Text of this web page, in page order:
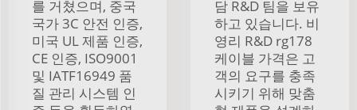
를 거쳤으며, 중국
국가 3C 안전 인증,
미국 UL 제품 인증,
CE 인증, ISO9001
및 IATF16949 품
질 관리 시스템 인
담 R&D 팀을 보유
하고 있습니다. 비
영리 R&D rg178
케이블 가격은 고
객의 요구를 충족
시키기 위해 맞춤